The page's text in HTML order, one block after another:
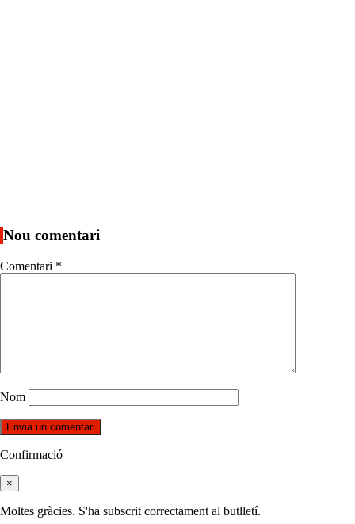
Nou comentari
Comentari *
Nom
Confirmació
×
Moltes gràcies. S'ha subscrit correctament al butlletí.